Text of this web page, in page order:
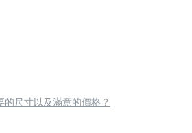
的尺寸以及滿意的價格？